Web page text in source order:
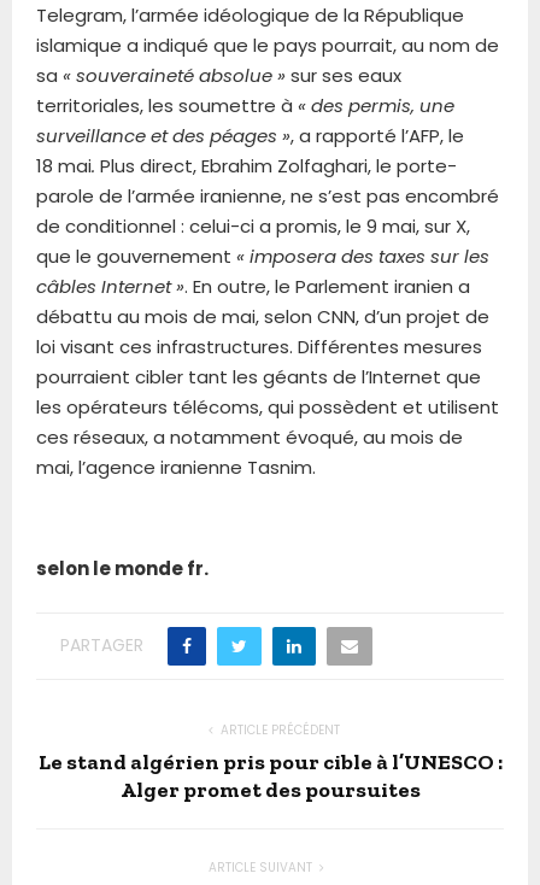
Telegram, l’armée idéologique de la République
islamique a indiqué que le pays pourrait, au nom de
sa « souveraineté absolue »sur ses eaux
territoriales, les soumettre à « des permis, une
surveillance et des péages », a rapporté l’AFP, le
18 mai. Plus direct, Ebrahim Zolfaghari, le porte-
parole de l’armée iranienne, ne s’est pas encombré
de conditionnel : celui-ci a promis, le 9 mai, sur X,
que le gouvernement « imposera des taxes sur les
câbles Internet ». En outre, le Parlement iranien a
débattu au mois de mai, selon CNN, d’un projet de
loi visant ces infrastructures. Différentes mesures
pourraient cibler tant les géants de l’Internet que
les opérateurs télécoms, qui possèdent et utilisent
ces réseaux, a notamment évoqué, au mois de
mai, l’agence iranienne Tasnim.
selon le monde fr.
PARTAGER
ARTICLE PRÉCÉDENT
Le stand algérien pris pour cible à l’UNESCO :
Alger promet des poursuites
ARTICLE SUIVANT